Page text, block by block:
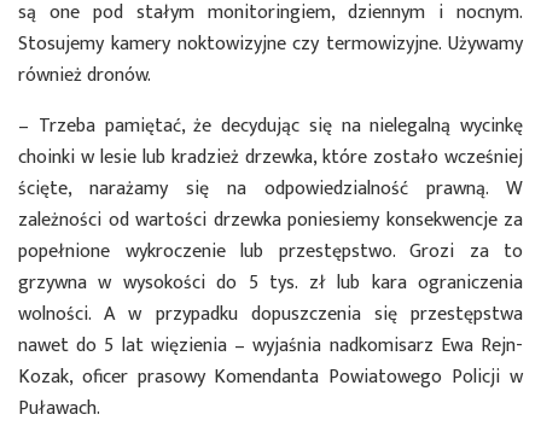
są one pod stałym monitoringiem, dziennym i nocnym.
Stosujemy kamery noktowizyjne czy termowizyjne. Używamy
również dronów.
– Trzeba pamiętać, że decydując się na nielegalną wycinkę
choinki w lesie lub kradzież drzewka, które zostało wcześniej
ścięte, narażamy się na odpowiedzialność prawną. W
zależności od wartości drzewka poniesiemy konsekwencje za
popełnione wykroczenie lub przestępstwo. Grozi za to
grzywna w wysokości do 5 tys. zł lub kara ograniczenia
wolności. A w przypadku dopuszczenia się przestępstwa
nawet do 5 lat więzienia – wyjaśnia nadkomisarz Ewa Rejn-
Kozak, oficer prasowy Komendanta Powiatowego Policji w
Puławach.